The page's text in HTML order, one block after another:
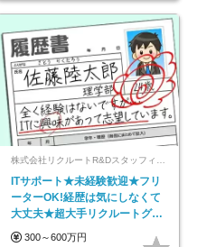
ITサポート★未経験歓迎★フリ
ーターOK!経歴は気にしなくて
大丈夫★超大手リクルートグル
ープの正社員/sg
300～600万円